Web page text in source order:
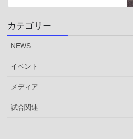
カテゴリー
NEWS
イベント
メディア
試合関連